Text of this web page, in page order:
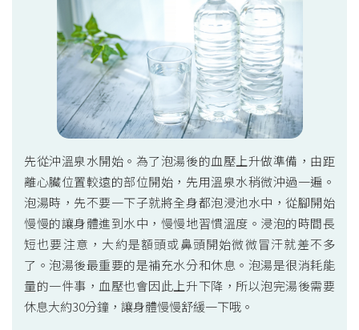
先從沖溫泉水開始。為了泡湯後的血壓上升做準備，由距
離心臟位置較遠的部位開始，先用溫泉水稍微沖過一遍。
泡湯時，先不要一下子就將全身都泡浸池水中，從腳開始
慢慢的讓身體進到水中，慢慢地習慣溫度。浸泡的時間長
短也要注意，大約是額頭或鼻頭開始微微冒汗就差不多
了。泡湯後最重要的是補充水分和休息。泡湯是很消耗能
量的一件事，血壓也會因此上升下降，所以泡完湯後需要
休息大約30分鐘，讓身體慢慢舒緩一下哦。